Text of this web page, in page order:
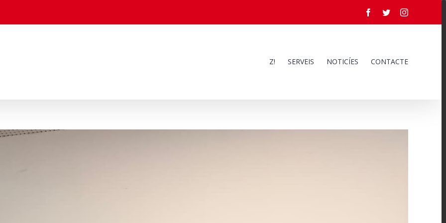
Facebook
TwitterInstagram
Z! SERVEIS NOTICÍES CONTACTE